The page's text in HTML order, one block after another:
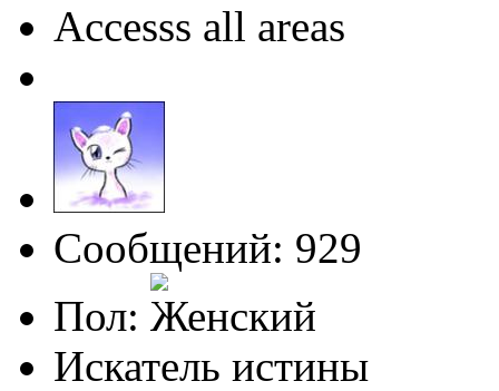
Accesss all areas
Сообщений: 929
Пол:
Искатель истины